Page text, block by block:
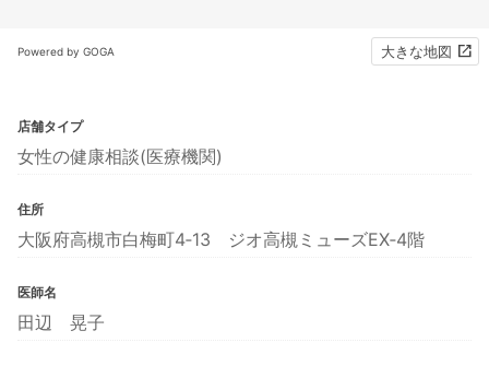
Powered by GOGA 大きな地図
店舗タイプ
女性の健康相談(医療機関)
住所
大阪府高槻市白梅町4‐13 ジオ高槻ミューズEX‐4階
医師名
田辺 晃子